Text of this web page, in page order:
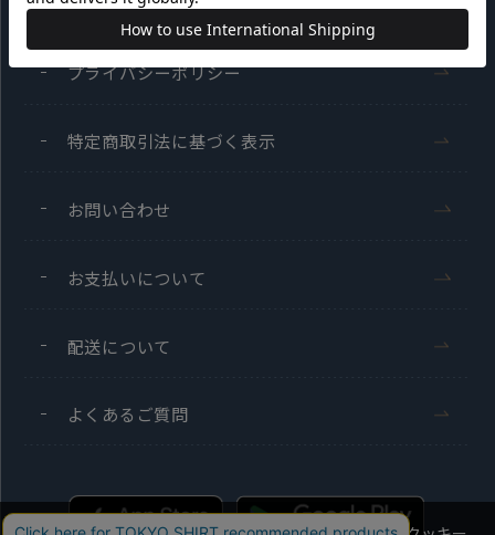
プライバシーポリシー
特定商取引法に基づく表示
お問い合わせ
お支払いについて
配送について
よくあるご質問